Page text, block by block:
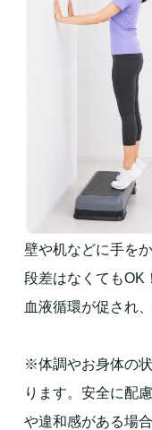
壁や机などに手を
段差はなくてもOK！
血液循環が促され
※体調やお身体の
ります。安全に配
や違和感がある場